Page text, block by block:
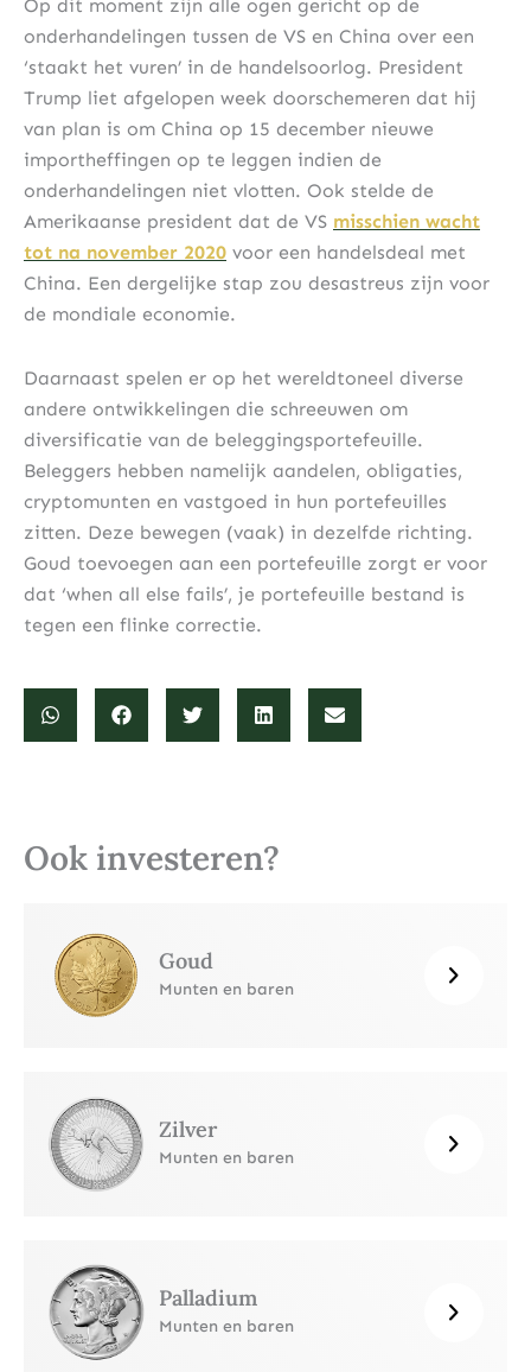
Op dit moment zijn alle ogen gericht op de
onderhandelingen tussen de VS en China over een
‘staakt het vuren’ in de handelsoorlog. President
Trump liet afgelopen week doorschemeren dat hij
van plan is om China op 15 december nieuwe
importheffingen op te leggen indien de
onderhandelingen niet vlotten. Ook stelde de
Amerikaanse president dat de VS misschien wacht
tot na november 2020 voor een handelsdeal met
China. Een dergelijke stap zou desastreus zijn voor
de mondiale economie.
Daarnaast spelen er op het wereldtoneel diverse
andere ontwikkelingen die schreeuwen om
diversificatie van de beleggingsportefeuille.
Beleggers hebben namelijk aandelen, obligaties,
cryptomunten en vastgoed in hun portefeuilles
zitten. Deze bewegen (vaak) in dezelfde richting.
Goud toevoegen aan een portefeuille zorgt er voor
dat ‘when all else fails’, je portefeuille bestand is
tegen een flinke correctie.
Ook investeren?
Goud
Munten en baren
Zilver
Munten en baren
Palladium
Munten en baren